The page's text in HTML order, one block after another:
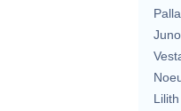
Lilith